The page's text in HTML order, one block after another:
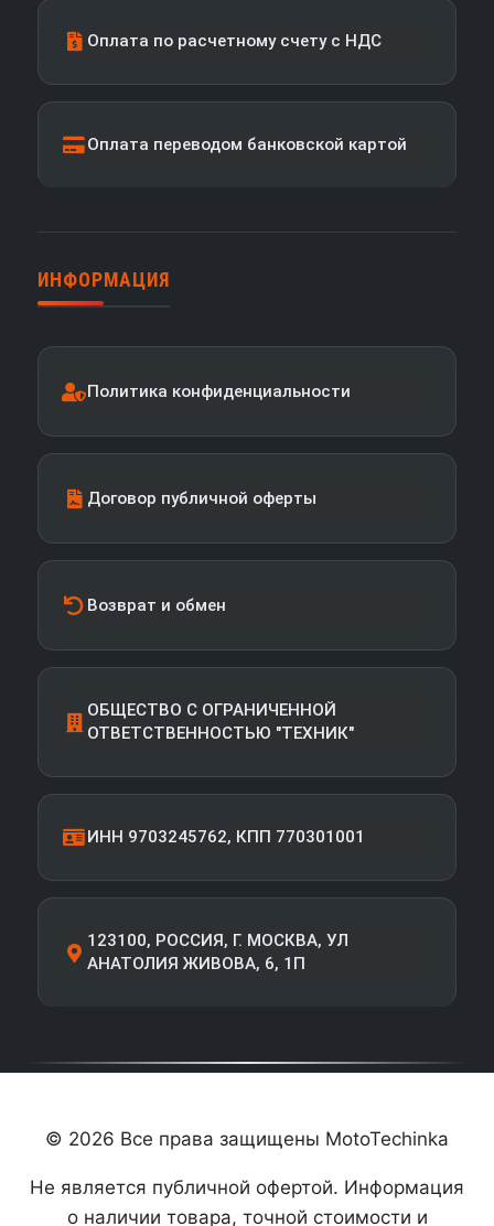
Оплата по расчетному счету с НДС
Оплата переводом банковской картой
ИНФОРМАЦИЯ
Политика конфиденциальности
Договор публичной оферты
Возврат и обмен
ОБЩЕСТВО С ОГРАНИЧЕННОЙ
ОТВЕТСТВЕННОСТЬЮ "ТЕХНИК"
ИНН 9703245762, КПП 770301001
123100, РОССИЯ, Г. МОСКВА, УЛ
АНАТОЛИЯ ЖИВОВА, 6, 1П
© 2026 Все права защищены MotoTechinka
Не является публичной офертой. Информация
о наличии товара, точной стоимости и